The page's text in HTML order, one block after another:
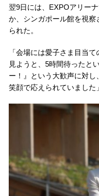
翌9日には、EXPOアリー
か、シンガポール館を視
られた。
「会場には愛子さま目当
見ようと、5時間待ったと
ー！』という大歓声に対
笑顔で応えられていました